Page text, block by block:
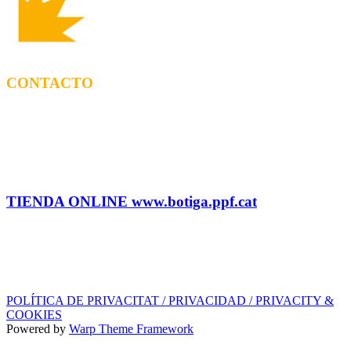
CONTACTO
TIENDA ONLINE www.botiga.ppf.cat
POLÍTICA DE PRIVACITAT / PRIVACIDAD / PRIVACITY &
COOKIES
Powered by Warp Theme Framework